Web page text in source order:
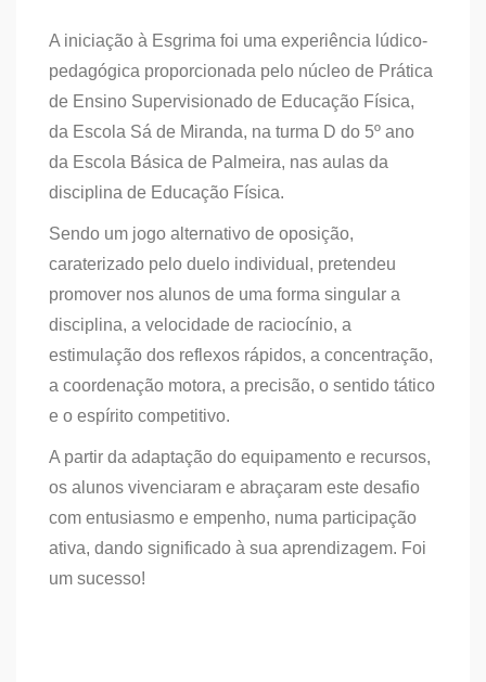
A iniciação à Esgrima foi uma experiência lúdico-
pedagógica proporcionada pelo núcleo de Prática
de Ensino Supervisionado de Educação Física,
da Escola Sá de Miranda, na turma D do 5º ano
da Escola Básica de Palmeira, nas aulas da
disciplina de Educação Física.
Sendo um jogo alternativo de oposição,
caraterizado pelo duelo individual, pretendeu
promover nos alunos de uma forma singular a
disciplina, a velocidade de raciocínio, a
estimulação dos reflexos rápidos, a concentração,
a coordenação motora, a precisão, o sentido tático
e o espírito competitivo.
A partir da adaptação do equipamento e recursos,
os alunos vivenciaram e abraçaram este desafio
com entusiasmo e empenho, numa participação
ativa, dando significado à sua aprendizagem. Foi
um sucesso!